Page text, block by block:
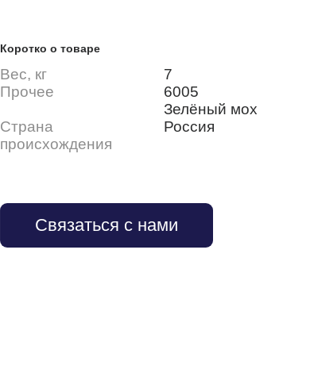
Коротко о товаре
Вес, кг
7
Прочее
6005
Зелёный мох
Страна
происхождения
Россия
Связаться с нами